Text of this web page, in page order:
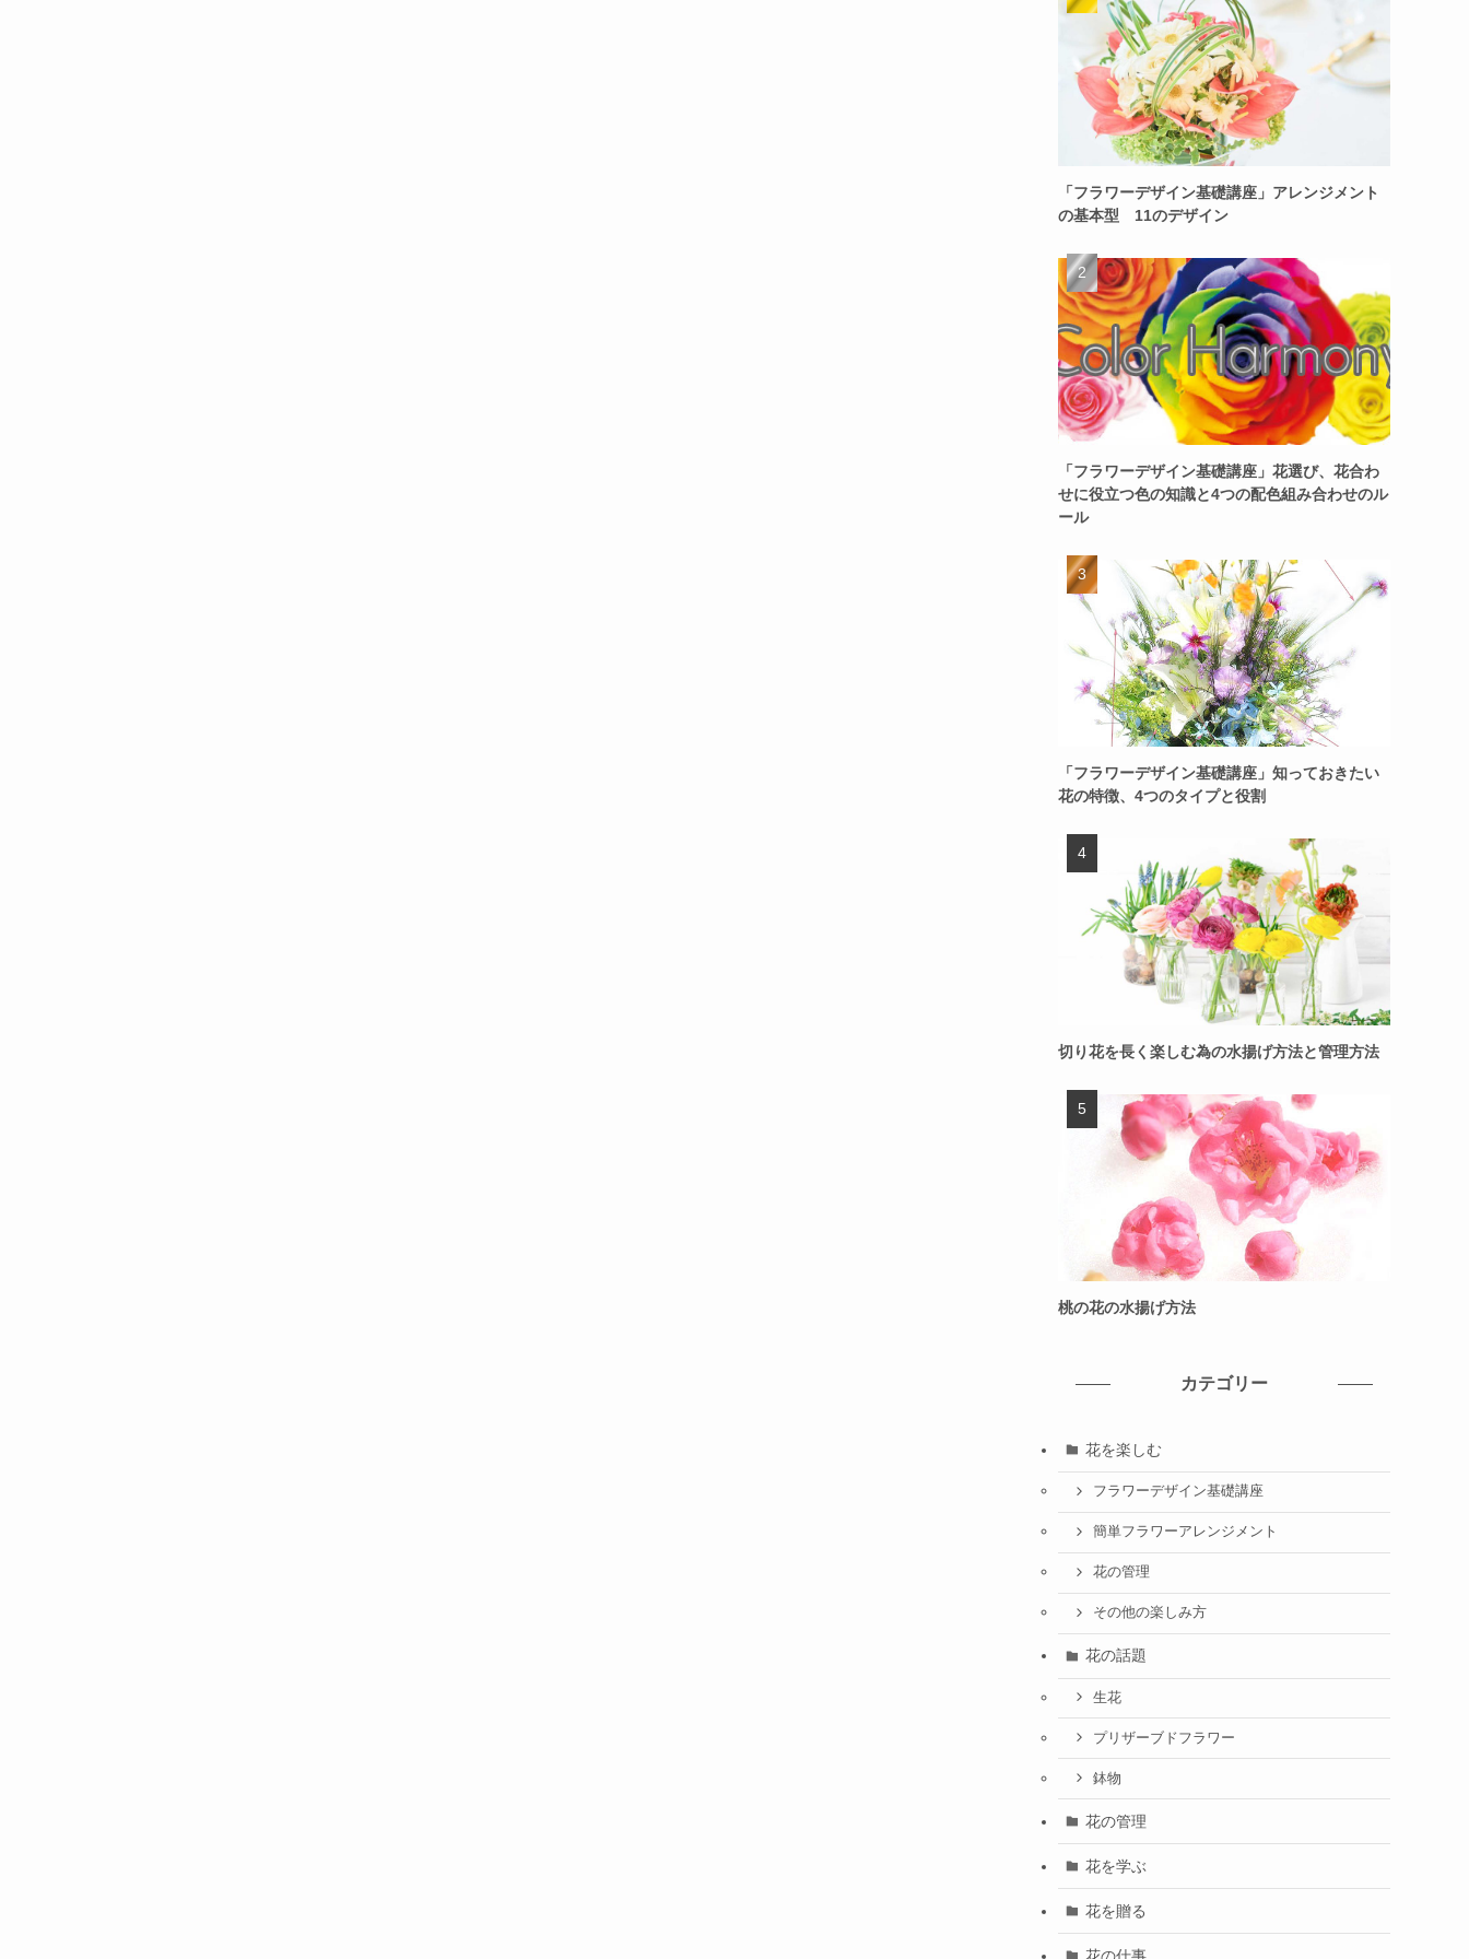
「フラワーデザイン基礎講座」アレンジメント
の基本型 11のデザイン
「フラワーデザイン基礎講座」花選び、花合わ
せに役立つ色の知識と4つの配色組み合わせのル
ール
「フラワーデザイン基礎講座」知っておきたい
花の特徴、4つのタイプと役割
切り花を長く楽しむ為の水揚げ方法と管理方法
桃の花の水揚げ方法
カテゴリー
花を楽しむ
フラワーデザイン基礎講座
簡単フラワーアレンジメント
花の管理
その他の楽しみ方
花の話題
生花
プリザーブドフラワー
鉢物
花の管理
花を学ぶ
花を贈る
花の仕事